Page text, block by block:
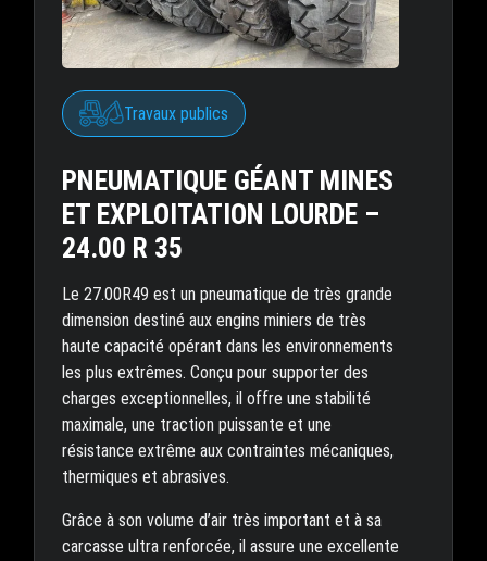
Travaux publics
PNEUMATIQUE GÉANT MINES
ET EXPLOITATION LOURDE –
24.00 R 35
Le 27.00R49 est un pneumatique de très grande
dimension destiné aux engins miniers de très
haute capacité opérant dans les environnements
les plus extrêmes. Conçu pour supporter des
charges exceptionnelles, il offre une stabilité
maximale, une traction puissante et une
résistance extrême aux contraintes mécaniques,
thermiques et abrasives.
Grâce à son volume d’air très important et à sa
carcasse ultra renforcée, il assure une excellente